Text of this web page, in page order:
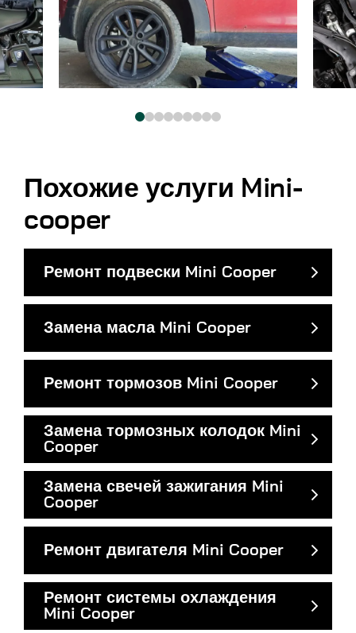
Похожие услуги Mini-
cooper
Ремонт подвески Mini Cooper
Замена масла Mini Cooper
Ремонт тормозов Mini Cooper
Замена тормозных колодок Mini
Cooper
Замена свечей зажигания Mini
Cooper
Ремонт двигателя Mini Cooper
Ремонт системы охлаждения
Mini Cooper